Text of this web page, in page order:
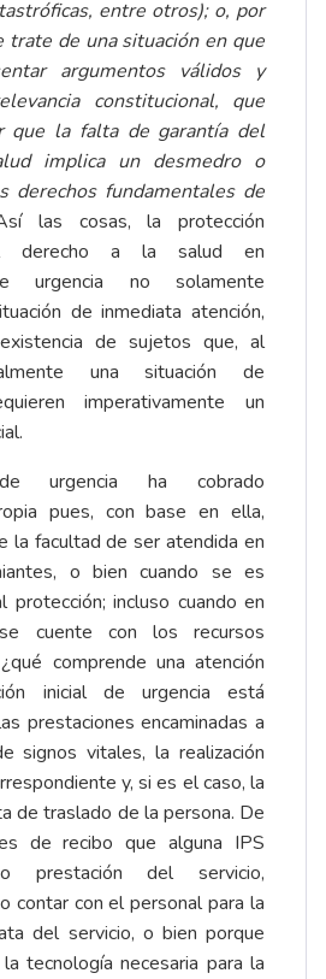
entre otros); o, por
trate de una situación en que
argumentos válidos y
constitucional, que
que la falta de garantía del
implica un desmedro o
derechos fundamentales de
las cosas, la protección
derecho a la salud en
urgencia no solamente
de inmediata atención,
de sujetos que, al
una situación de
imperativamente un
urgencia ha cobrado
pues, con base en ella,
la facultad de ser atendida en
o bien cuando se es
protección; incluso cuando en
cuente con los recursos
comprende una atención
inicial de urgencia está
prestaciones encaminadas a
signos vitales, la realización
y, si es el caso, la
de traslado de la persona. De
de recibo que alguna IPS
prestación del servicio,
contar con el personal para la
del servicio, o bien porque
tecnología necesaria para la